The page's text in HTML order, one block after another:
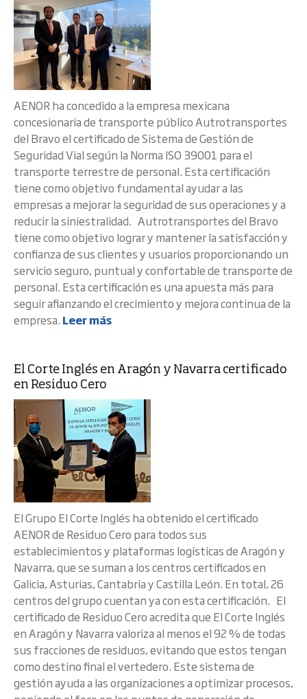
AENOR ha concedido a la empresa mexicana
concesionaria de transporte público Autrotransportes
del Bravo el certificado de Sistema de Gestión de
Seguridad Vial según la Norma ISO 39001 para el
transporte terrestre de personal. Esta certificación
tiene como objetivo fundamental ayudar a las
empresas a mejorar la seguridad de sus operaciones y a
reducir la siniestralidad. Autrotransportes del Bravo
tiene como objetivo lograr y mantener la satisfacción y
confianza de sus clientes y usuarios proporcionando un
servicio seguro, puntual y confortable de transporte de
personal. Esta certificación es una apuesta más para
seguir afianzando el crecimiento y mejora continua de la
empresa. Leer más
El Corte Inglés en Aragón y Navarra certificado
en Residuo Cero
El Grupo El Corte Inglés ha obtenido el certificado
AENOR de Residuo Cero para todos sus
establecimientos y plataformas logísticas de Aragón y
Navarra, que se suman a los centros certificados en
Galicia, Asturias, Cantabria y Castilla León. En total, 26
centros del grupo cuentan ya con esta certificación. El
certificado de Residuo Cero acredita que El Corte Inglés
en Aragón y Navarra valoriza al menos el 92 % de todas
sus fracciones de residuos, evitando que estos tengan
como destino final el vertedero. Este sistema de
gestión ayuda a las organizaciones a optimizar procesos,